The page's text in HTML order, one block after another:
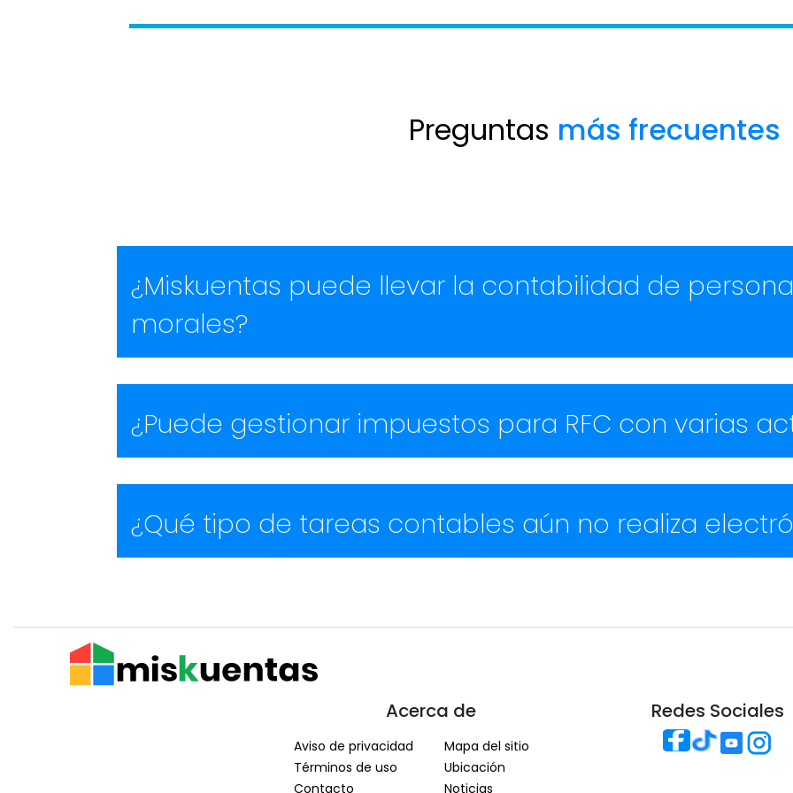
Preguntas más frecuentes
¿Miskuentas puede llevar la contabilidad de
morales?
¿Puede gestionar impuestos para RFC con varias
¿Qué tipo de tareas contables aún no realiza
Acerca de
Aviso de privacidad
Términos de uso
Contacto
Mapa del sitio
Ubicación
Noticias
Redes Sociales